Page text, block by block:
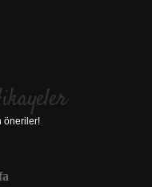
öneriler!